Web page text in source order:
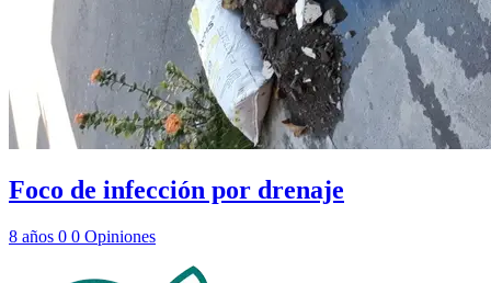
Foco de infección por drenaje
8 años 0 0 Opiniones